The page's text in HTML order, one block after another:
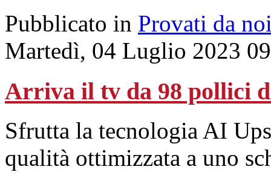
Pubblicato in Provati da
Martedì, 04 Luglio 2023
Arriva il tv da 98 pollici
Sfrutta la tecnologia AI
qualità ottimizzata a uno